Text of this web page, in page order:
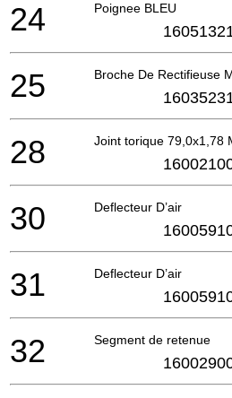
Poignee BLEU
24
Broche De Rectifieuse
25
Joint torique 79,0x1,78
28
Deflecteur D’air
30
Deflecteur D’air
31
Segment de retenue
32